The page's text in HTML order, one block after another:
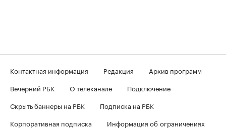
Контактная информация Редакция
Архив программ
Вечерний РБК
О телеканале
Подключение
Скрыть баннеры на РБК
Подписка на РБК
Корпоративная подписка
Информация об ограничениях